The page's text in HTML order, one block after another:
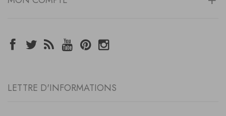
LETTRE D'INFORMATIONS